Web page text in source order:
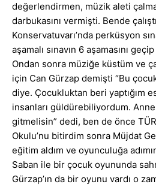
değerlendirmen, müzik aleti
darbukasını vermişti. Bende
Konservatuvarı’nda perküsyon
aşamalı sınavın 6 aşamasını
Ondan sonra müziğe küstüm ve
için Can Gürzap demişti “Bu
diye. Çocukluktan beri yaptığım
insanları güldürebiliyordum.
gitmelisin” dedi, ben de önce
Okulu’nu bitirdim sonra Müjdat
eğitim aldım ve oyunculuğa
Saban ile bir çocuk oyununda
Gürzap’ın da bir oyunu vardı o